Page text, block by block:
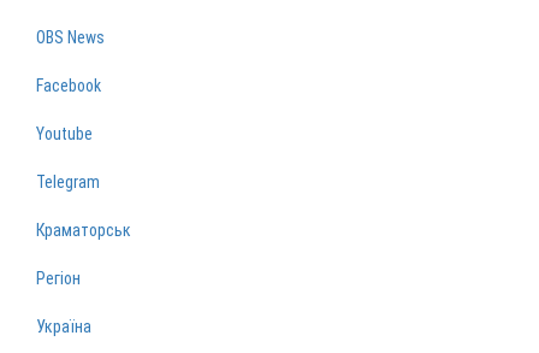
OBS News
Facebook
Youtube
Telegram
Краматорськ
Регіон
Україна